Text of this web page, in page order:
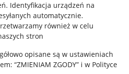
. Identyfikacja urządzeń na
automatycznie.
również w celu
stron
opisane są w ustawieniach
“ZMIENIAM ZGODY” i w Polityce